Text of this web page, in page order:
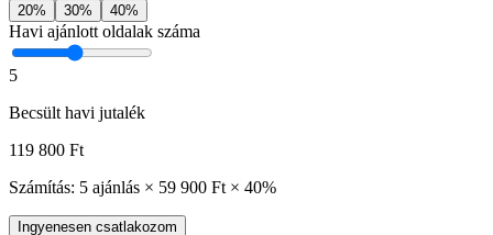
20% 30% 40%
Havi ajánlott oldalak száma
5
Becsült havi jutalék
119 800 Ft
Számítás: 5 ajánlás × 59 900 Ft × 40%
Ingyenesen csatlakozom